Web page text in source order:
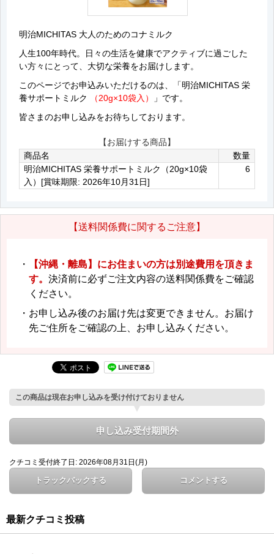
明治MICHITAS 大人のためのコナミルク
人生100年時代。日々の生活を健康でアクティブに過ごした
い方々にとって、大切な栄養をお届けします。
このページでお申込みいただけるのは、「明治MICHITAS 栄
養サポートミルク
（20g×10袋入）
」です。
皆さまのお申し込みをお待ちしております。
【お届けする商品】
商品名
数量
明治MICHITAS 栄養サポートミルク（20g×10袋
入）[賞味期限: 2026年10月31日]
6
【送料関係費に関するご注意】
・
【沖縄・離島】にお住まいの方は別途費用を頂きま
す。 決済前に必ずご注文内容の送料関係費をご確認
ください。
・お申し込み後のお届け先は変更できません。お届け
先ご住所をご確認の上、お申し込みください。
この商品は現在お申し込みを受け付けておりません
申し込み受付期間外
クチコミ受付終了日: 2026年08月31日(月)
トラックバックする コメントする
最新クチコミ投稿